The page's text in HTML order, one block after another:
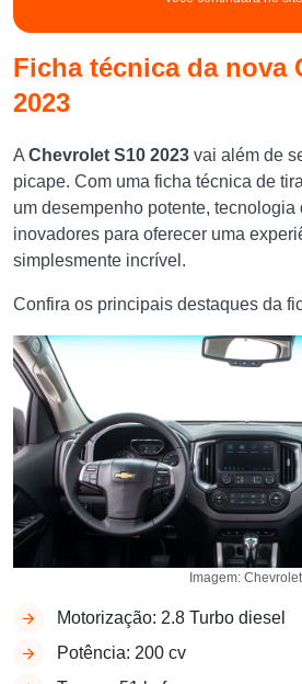
Ficha técnica da nova
2023
A Chevrolet S10 2023 vai além de
picape. Com uma ficha técnica de
um desempenho potente, tecnologia
inovadores para oferecer uma
simplesmente incrível.
Confira os principais destaques da
Imagem: Chevrolet
Motorização: 2.8 Turbo diesel
Potência: 200 cv